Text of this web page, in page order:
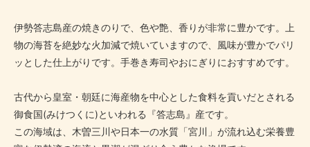
伊勢答志島産の焼きのりで、色や艶、香りが非常に豊かです。上
物の海苔を絶妙な火加減で焼いていますので、風味が豊かでパリ
ッとした仕上がりです。手巻き寿司やおにぎりにおすすめです。
古代から皇室・朝廷に海産物を中心とした食料を貢いだとされる
御食国(みけつくに)といわれる『答志島』産です。
この海域は、木曽三川や日本一の水質「宮川」が流れ込む栄養豊